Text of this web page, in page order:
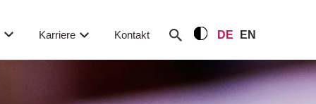
Karriere Kontakt DE EN